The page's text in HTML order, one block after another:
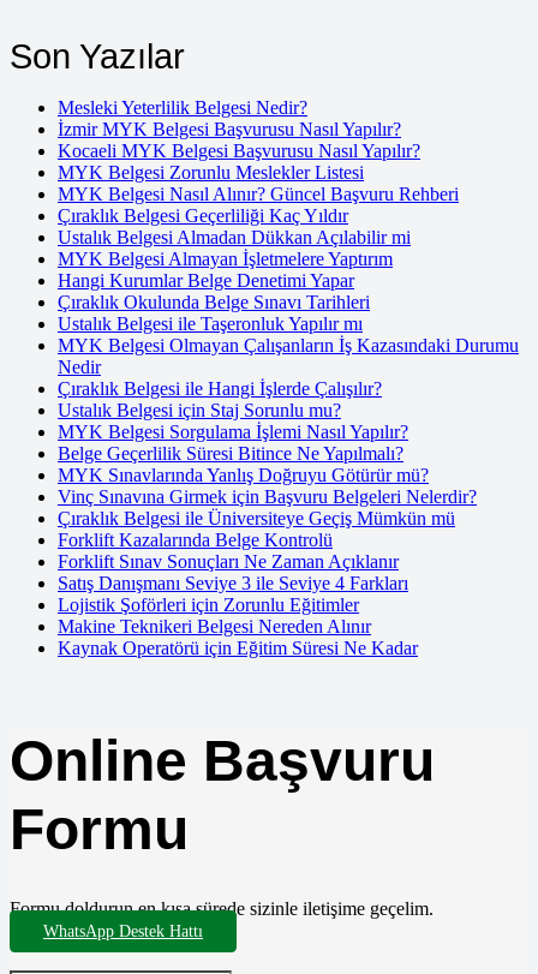
Son Yazılar
Mesleki Yeterlilik Belgesi Nedir?
İzmir MYK Belgesi Başvurusu Nasıl Yapılır?
Kocaeli MYK Belgesi Başvurusu Nasıl Yapılır?
MYK Belgesi Zorunlu Meslekler Listesi
MYK Belgesi Nasıl Alınır? Güncel Başvuru Rehberi
Çıraklık Belgesi Geçerliliği Kaç Yıldır
Ustalık Belgesi Almadan Dükkan Açılabilir mi
MYK Belgesi Almayan İşletmelere Yaptırım
Hangi Kurumlar Belge Denetimi Yapar
Çıraklık Okulunda Belge Sınavı Tarihleri
Ustalık Belgesi ile Taşeronluk Yapılır mı
MYK Belgesi Olmayan Çalışanların İş Kazasındaki Durumu
Nedir
Çıraklık Belgesi ile Hangi İşlerde Çalışılır?
Ustalık Belgesi için Staj Sorunlu mu?
MYK Belgesi Sorgulama İşlemi Nasıl Yapılır?
Belge Geçerlilik Süresi Bitince Ne Yapılmalı?
MYK Sınavlarında Yanlış Doğruyu Götürür mü?
Vinç Sınavına Girmek için Başvuru Belgeleri Nelerdir?
Çıraklık Belgesi ile Üniversiteye Geçiş Mümkün mü
Forklift Kazalarında Belge Kontrolü
Forklift Sınav Sonuçları Ne Zaman Açıklanır
Satış Danışmanı Seviye 3 ile Seviye 4 Farkları
Lojistik Şoförleri için Zorunlu Eğitimler
Makine Teknikeri Belgesi Nereden Alınır
Kaynak Operatörü için Eğitim Süresi Ne Kadar
Online Başvuru
Formu
Formu doldurun en kısa sürede sizinle iletişime geçelim.
WhatsApp Destek Hattı